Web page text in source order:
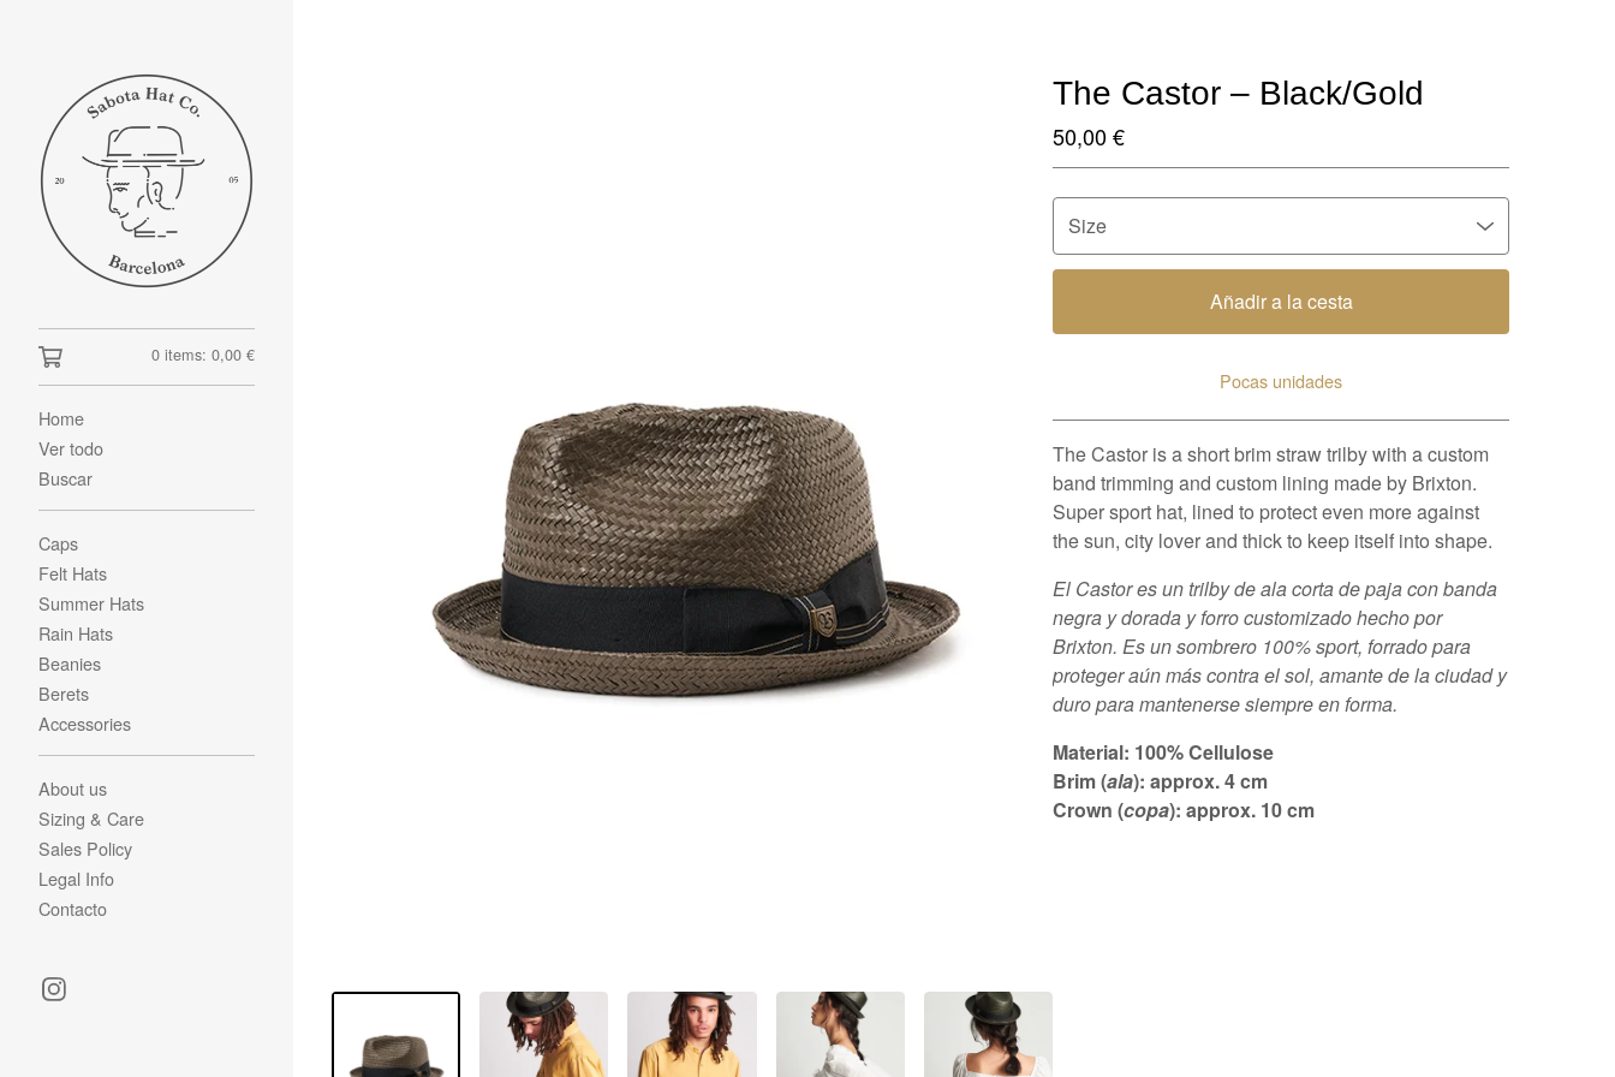
0 items: 0,00 €
Home
Ver todo
Buscar
Caps
Felt Hats
Summer Hats
Rain Hats
Beanies
Berets
Accessories
About us
Sizing & Care
Sales Policy
Legal Info
Contacto
The Castor – Black/Gold
50,00€
Añadir a la cesta
Ver carrito
Pocas unidades
The Castor is a short brim straw trilby with a custom
band trimming and custom lining made by Brixton.
Super sport hat, lined to protect even more against
the sun, city lover and thick to keep itself into shape.
El Castor es un trilby de ala corta de paja con banda
negra y dorada y forro customizado hecho por
Brixton. Es un sombrero 100% sport, forrado para
proteger aún más contra el sol, amante de la ciudad y
duro para mantenerse siempre en forma.
Material: 100% Cellulose
Brim (ala): approx. 4 cm
Crown (copa): approx. 10 cm